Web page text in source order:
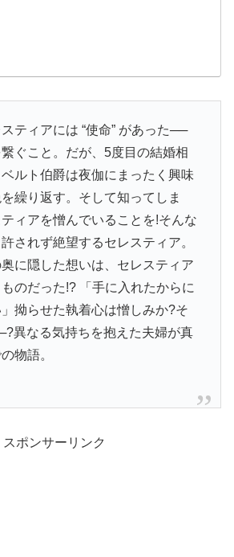
ティアには “使命” があった──
ぐこと。だが、5度目の結婚相
ルト伯爵は夜伽にまったく興味
繰り返す。そして知ってしま
ィアを憎んでいることを!そんな
されず絶望するセレスティア。
に隠した想いは、セレスティア
のだった!? 「手に入れたからに
拗らせた執着心は憎しみか?そ
異なる気持ちを抱えた夫婦が真
物語。
スポンサーリンク